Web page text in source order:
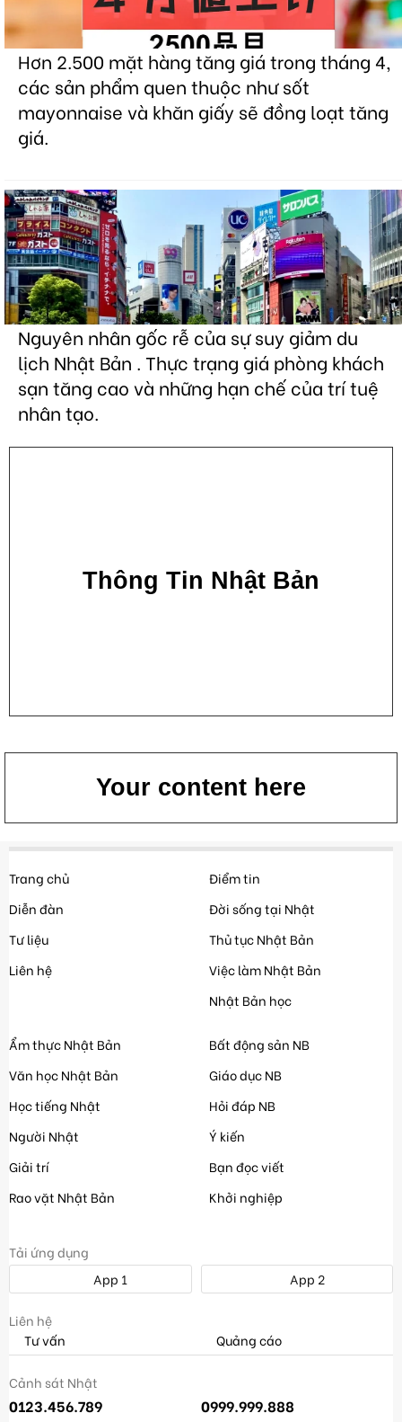
Hơn 2.500 mặt hàng tăng giá trong tháng 4,
các sản phẩm quen thuộc như sốt
mayonnaise và khăn giấy sẽ đồng loạt tăng
giá.
Nguyên nhân gốc rễ của sự suy giảm du
lịch Nhật Bản . Thực trạng giá phòng khách
sạn tăng cao và những hạn chế của trí tuệ
nhân tạo.
Thông Tin Nhật Bản
Your content here
Trang chủ
Diễn đàn
Tư liệu
Liên hệ
Điểm tin
Đời sống tại Nhật
Thủ tục Nhật Bản
Việc làm Nhật Bản
Nhật Bản học
Ẩm thực Nhật Bản
Văn học Nhật Bản
Học tiếng Nhật
Người Nhật
Giải trí
Rao vặt Nhật Bản
Bất động sản NB
Giáo dục NB
Hỏi đáp NB
Ý kiến
Bạn đọc viết
Khởi nghiệp
Tải ứng dụng
App 1
App 2
Liên hệ
Tư vấn
Quảng cáo
Cảnh sát Nhật
0123.456.789 0999.999.888